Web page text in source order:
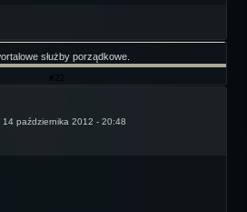
służby porządkowe.
#22
14 października 2012 - 20:48